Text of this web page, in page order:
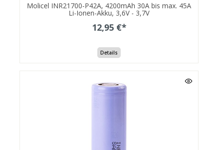
Molicel INR21700-P42A, 4200mAh 30A bis max. 45A
Li-Ionen-Akku, 3,6V - 3,7V
12,95 €*
Details